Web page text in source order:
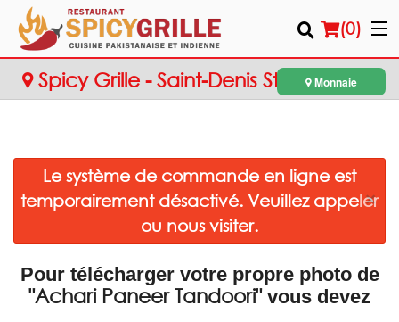
(0)
Emplacement
Connection
Inscription
Spicy Grille - Saint-Denis StreetMonnaie
Le système de commande en ligne est
temporairement désactivé. Veuillez appeler
ou nous visiter.
×
Pour télécharger votre propre photo de
"Achari Paneer Tandoori"vous devez